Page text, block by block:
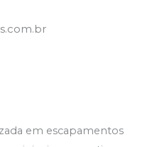
em escapamentos